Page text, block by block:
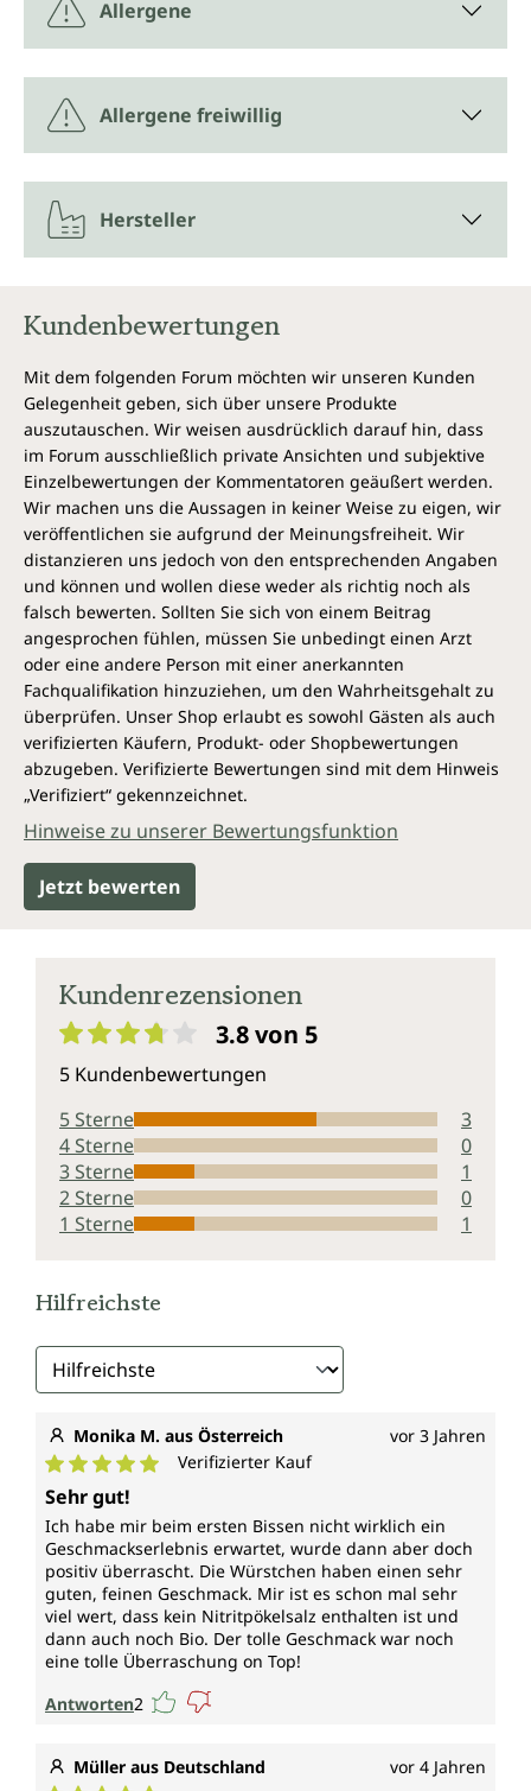
Allergene
Allergene freiwillig
Hersteller
Kundenbewertungen
Mit dem folgenden Forum möchten wir unseren Kunden
Gelegenheit geben, sich über unsere Produkte
auszutauschen. Wir weisen ausdrücklich darauf hin, dass
im Forum ausschließlich private Ansichten und subjektive
Einzelbewertungen der Kommentatoren geäußert werden.
Wir machen uns die Aussagen in keiner Weise zu eigen, wir
veröffentlichen sie aufgrund der Meinungsfreiheit. Wir
distanzieren uns jedoch von den entsprechenden Angaben
und können und wollen diese weder als richtig noch als
falsch bewerten. Sollten Sie sich von einem Beitrag
angesprochen fühlen, müssen Sie unbedingt einen Arzt
oder eine andere Person mit einer anerkannten
Fachqualifikation hinzuziehen, um den Wahrheitsgehalt zu
überprüfen. Unser Shop erlaubt es sowohl Gästen als auch
verifizierten Käufern, Produkt- oder Shopbewertungen
abzugeben. Verifizierte Bewertungen sind mit dem Hinweis
„Verifiziert“ gekennzeichnet.
Hinweise zu unserer Bewertungsfunktion
Jetzt bewerten
Kundenrezensionen
3.8 von 5
5 Kundenbewertungen
5 Sterne
3
4 Sterne
0
3 Sterne
1
2 Sterne
0
1 Sterne
1
Hilfreichste
Monika M. aus Österreich vor 3 Jahren
Durchschnittliche Bewertung von 5 von 5 Sternen
Verifizierter Kauf
Sehr gut!
Ich habe mir beim ersten Bissen nicht wirklich ein
Geschmackserlebnis erwartet, wurde dann aber doch
positiv überrascht. Die Würstchen haben einen sehr
guten, feinen Geschmack. Mir ist es schon mal sehr
viel wert, dass kein Nitritpökelsalz enthalten ist und
dann auch noch Bio. Der tolle Geschmack war noch
eine tolle Überraschung on Top!
Antworten2
Müller aus Deutschland vor 4 Jahren